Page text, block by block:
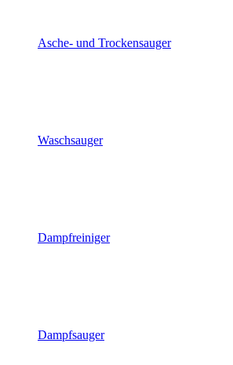
Asche- und Trockensauger
Waschsauger
Dampfreiniger
Dampfsauger